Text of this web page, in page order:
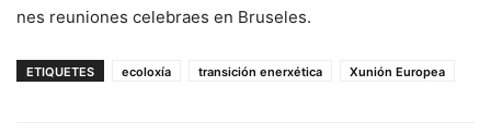
nes reuniones celebraes en Bruseles.
ETIQUETES ecoloxía transición enerxética Xunión Europea